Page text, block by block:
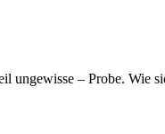
ungewisse – Probe. Wie